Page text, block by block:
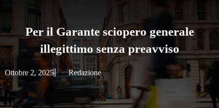
Per il Garante sciopero generale
illegittimo senza preavviso
Ottobre 2, 2025 Redazione